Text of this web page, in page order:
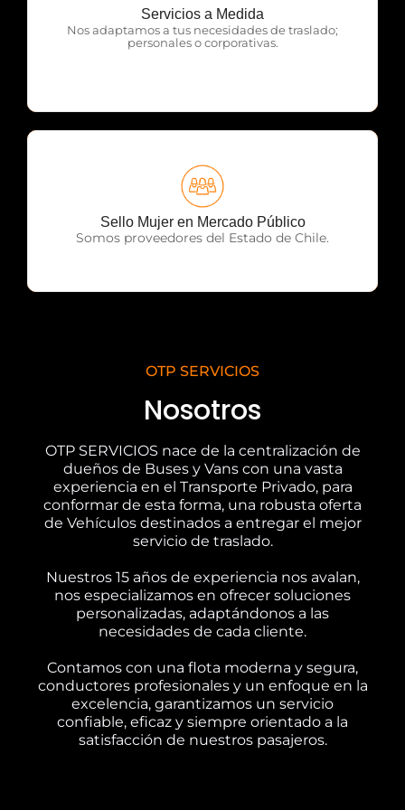
Servicios a Medida
Nos adaptamos a tus necesidades de traslado;
personales o corporativas.
OTP Servicios
Sello Mujer en Mercado Público
Somos proveedores del Estado de Chile.
OTP Servicios
OTP SERVICIOS
Nosotros
OTP SERVICIOS nace de la centralización de
dueños de Buses y Vans con una vasta
experiencia en el Transporte Privado, para
conformar de esta forma, una robusta oferta
de Vehículos destinados a entregar el mejor
servicio de traslado.
Nuestros 15 años de experiencia nos avalan,
nos especializamos en ofrecer soluciones
personalizadas, adaptándonos a las
necesidades de cada cliente.
Contamos con una flota moderna y segura,
conductores profesionales y un enfoque en la
excelencia, garantizamos un servicio
confiable, eficaz y siempre orientado a la
satisfacción de nuestros pasajeros.